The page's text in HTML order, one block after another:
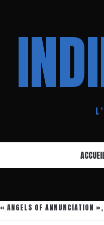
« ANGELS OF ANNUNCIATION